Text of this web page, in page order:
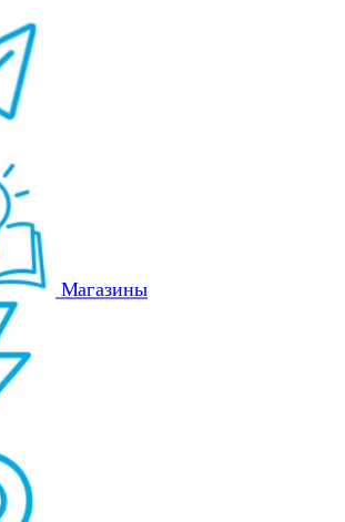
Магазины